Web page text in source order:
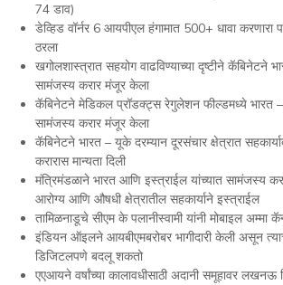
74 डाव)
डेव्हिड वॉर्नर 6 आयपीएल हंगामात 500+ धावा करणारा
ठरला
खगोलशास्त्रात सहयोग वाढविण्याच्या दृष्टीने कॅबिनेटने
सामंजस्य करार मंजूर केला
कॅबिनेटने मेडिकल प्रॉडक्ट्स रेगुलेशन फील्डमध्ये भारत
सामंजस्य करार मंजूर केला
कॅबिनेटने भारत – यूके दरम्यान दूरसंचार क्षेत्रात
करारास मान्यता दिली
मंत्रिमंडळाने भारत आणि इस्त्राईल यांच्यात सामंजस्य
आरोग्य आणि औषधी क्षेत्रातील सहकार्याने इस्त्राईल
तामिळनाडूचे सीएम के पलानीस्वामी यांनी मोबाइल अम्मा
इंडियन ऑइलने आयबीएमबरोबर भागीदारी केली असून
डिजिटलपणे बदलू शकतो
एएआयने वर्षांच्या कालावधीसाठी अदानी समूहावर लखनऊ